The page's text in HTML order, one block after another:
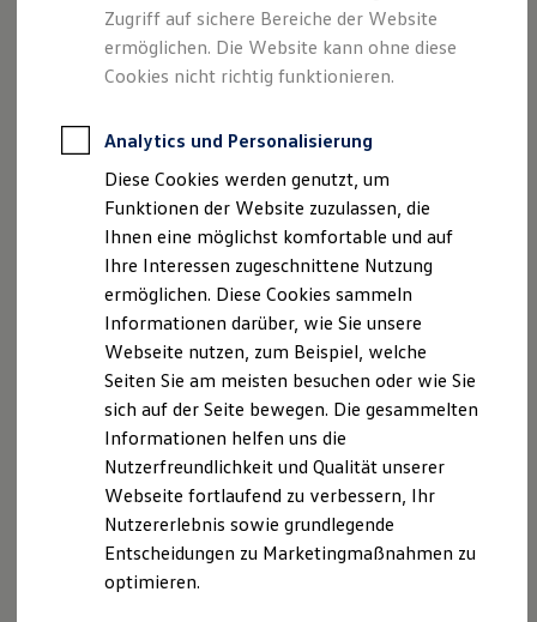
E-Auto-Förderung
Für Privatkunden
Für Gewerbekunden
Profi Paket
ProfiPartner für Gebrauchtwagen
Finanzierung
Für Privatkunden
Für Gewerbekunden
Leasing
Für Privatkunden
Für Gewerbekunden
Versicherungen & Garantien
Garantien
Kfz-Versicherung für Nutzfahrzeuge
Restschuldversicherung
Wartungsverträge
Besitzer & Service
Reparatur & Service
Sommer-Special
Reparatur, Pflege & Inspektion
Servicetermin anfragen
Service-Vorteile bei Volkswagen Nutzfahrzeuge
ServicePlus
Economy Service
Räder & Reifen Service
Zugriff auf sichere Bereiche der Website
ermöglichen. Die Website kann ohne diese
Cookies nicht richtig funktionieren.
Analytics und Personalisierung
Diese Cookies werden genutzt, um
Funktionen der Website zuzulassen, die
Ihnen eine möglichst komfortable und auf
Ihre Interessen zugeschnittene Nutzung
ermöglichen. Diese Cookies sammeln
Informationen darüber, wie Sie unsere
Webseite nutzen, zum Beispiel, welche
Seiten Sie am meisten besuchen oder wie Sie
sich auf der Seite bewegen. Die gesammelten
Informationen helfen uns die
Nutzerfreundlichkeit und Qualität unserer
Webseite fortlaufend zu verbessern, Ihr
Nutzererlebnis sowie grundlegende
Entscheidungen zu Marketingmaßnahmen zu
optimieren.